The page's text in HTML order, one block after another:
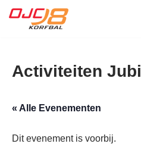
de
Activiteiten
« Alle Evenementen
Dit evenement is voorbij.